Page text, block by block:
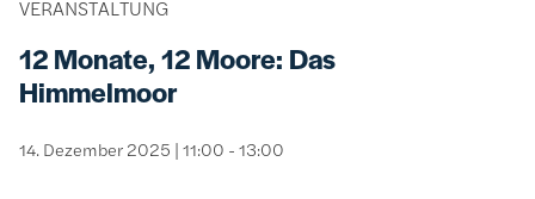
VERANSTALTUNG
12 Monate, 12 Moore: Das
Himmelmoor
14. Dezember 2025 | 11:00 - 13:00